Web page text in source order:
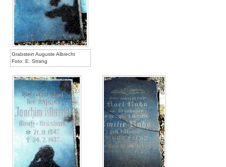
Grabstein Auguste Albrecht
Foto: E. Strang